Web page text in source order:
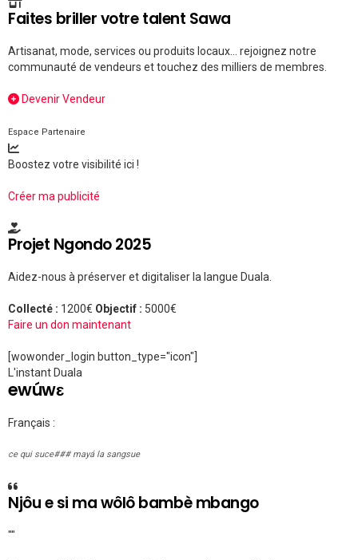
Faites briller votre talent Sawa
Artisanat, mode, services ou produits locaux... rejoignez notre
communauté de vendeurs et touchez des milliers de membres.
Devenir Vendeur
Espace Partenaire
Boostez votre visibilité ici !
Créer ma publicité
Projet Ngondo 2025
Aidez-nous à préserver et digitaliser la langue Duala.
Collecté : 1200€ Objectif : 5000€
Faire un don maintenant
[wowonder_login button_type="icon"]
L'instant Duala
ewúwɛ
Français :
ce qui suce### mayá la sangsue
Njôu e si ma wôlô bambè mbango
""